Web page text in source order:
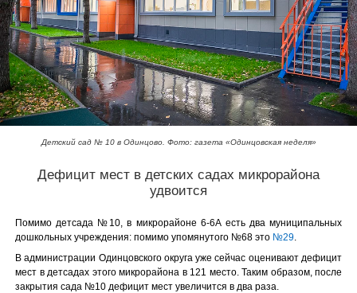
Детский сад № 10 в Одинцово. Фото: газета «Одинцовская неделя»
Дефицит мест в детских садах микрорайона
удвоится
Помимо детсада №10, в микрорайоне 6-6А есть два муниципальных
дошкольных учреждения: помимо упомянутого №68 это №29
В администрации Одинцовского округа уже сейчас оценивают дефицит
мест в детсадах этого микрорайона в 121 место. Таким образом, после
закрытия сада №10 дефицит мест увеличится в два раза.